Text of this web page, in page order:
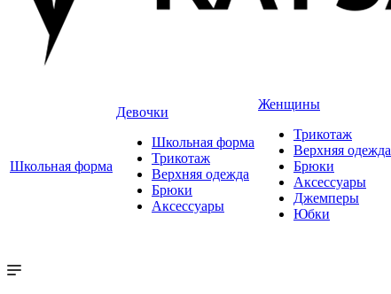
Школьная форма
Девочки
Школьная форма
Трикотаж
Верхняя одежда
Брюки
Аксессуары
Женщины
Трикотаж
Верхняя одежда
Брюки
Аксессуары
Джемперы
Юбки